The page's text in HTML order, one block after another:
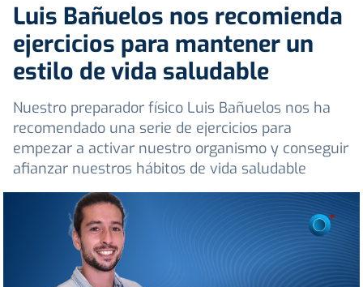
Luis Bañuelos nos recomienda
ejercicios para mantener un
estilo de vida saludable
Nuestro preparador físico Luis Bañuelos nos ha
recomendado una serie de ejercicios para
empezar a activar nuestro organismo y conseguir
afianzar nuestros hábitos de vida saludable